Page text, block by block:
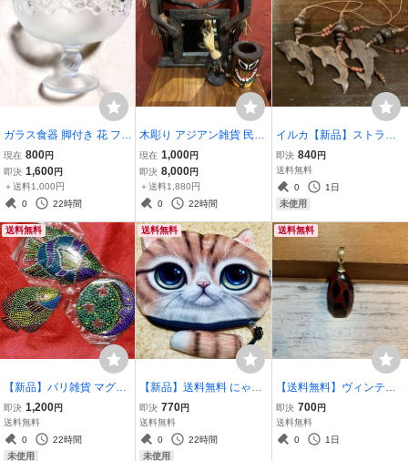
ガラス食器 脚付き 花 フル
ーツ 食器 15cm ガラス鉢
グラス ヴィンテージ ガラ
ス 小鉢 お皿 装飾皿 アン
ティーク 洋食器 V14④
現在 800円
即決 1,600円
＋送料1,000円
0
22時間
木彫り アジアン雑貨 民芸
品 木製 インテリア オブジ
ェ 置物 まとめて セット
格安 エスニック
現在 1,000円
即決 8,000円
＋送料1,880円
0
22時間
イルカ【新品】ストラッ
プ 天然素材 ウッド 木 3点
セット 3cm HANDCRAFT
送料無料 バリ島 〈茶色 木
ビーズ 丸デザイン〉◆V1
即決 840円
送料無料
0
1日
未使用
送料無料
【新品】バリ雑貨 マグネ
ット 3点セット バリ エス
ニック インドネシア ハン
ドメイド エスニック雑貨
インテリア雑貨 職人 V11
即決 1,200円
送料無料
0
22時間
未使用
送料無料
【新品】送料無料 にゃん
こポーチ ネコ しっぽ付 ポ
ーチ ミケ ベージュ 三毛猫
多目的 化粧ポーチ 小銭入
れ ST_D7
即決 770円
送料無料
0
22時間
未使用
送料無料
【送料無料】ヴィンテー
ジ 抽象柄 ペンダントトッ
プ*チャーム*赤×黒×ゴー
ルド ST_M1
即決 700円
送料無料
0
1日